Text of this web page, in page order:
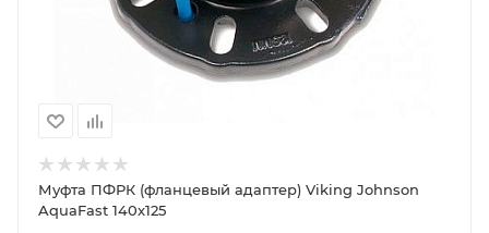
Муфта ПФРК (фланцевый адаптер) Viking Johnson
AquaFast 140х125